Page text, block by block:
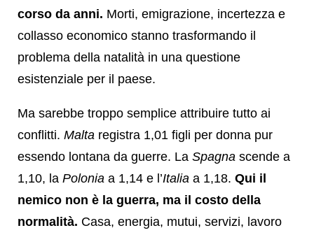
corso da anni. Morti, emigrazione, incertezza e
collasso economico stanno trasformando il
problema della natalità in una questione
esistenziale per il paese.
Ma sarebbe troppo semplice attribuire tutto ai
conflitti. Malta registra 1,01 figli per donna pur
essendo lontana da guerre. La Spagna scende a
1,10, la Polonia a 1,14 e l’Italia a 1,18. Qui il
nemico non è la guerra, ma il costo della
normalità. Casa, energia, mutui, servizi, lavoro